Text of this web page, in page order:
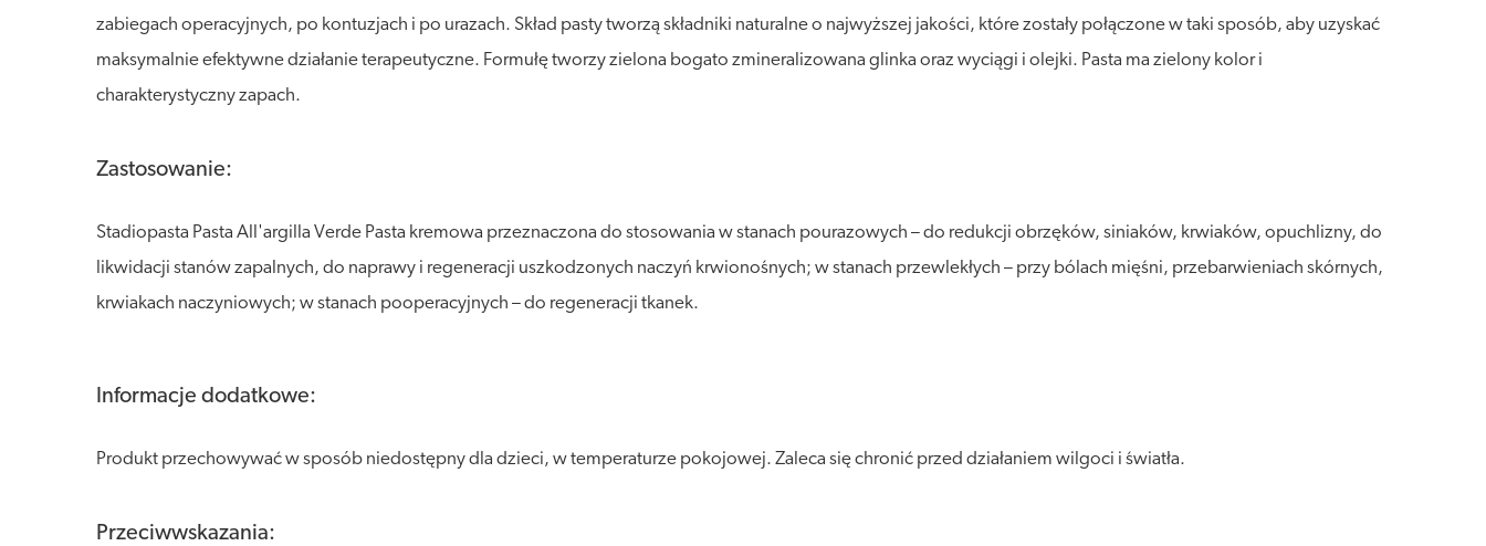
zabiegach operacyjnych, po kontuzjach i po urazach. Skład pasty tworzą składniki naturalne o najwyższej jakości, które zostały połączone w taki sposób, aby uzyskać
maksymalnie efektywne działanie terapeutyczne. Formułę tworzy zielona bogato zmineralizowana glinka oraz wyciągi i olejki. Pasta ma zielony kolor i
charakterystyczny zapach.
Zastosowanie:
Stadiopasta Pasta All'argilla Verde Pasta kremowa przeznaczona do stosowania w stanach pourazowych – do redukcji obrzęków, siniaków, krwiaków, opuchlizny, do
likwidacji stanów zapalnych, do naprawy i regeneracji uszkodzonych naczyń krwionośnych; w stanach przewlekłych – przy bólach mięśni, przebarwieniach skórnych,
krwiakach naczyniowych; w stanach pooperacyjnych – do regeneracji tkanek.
Informacje dodatkowe:
Produkt przechowywać w sposób niedostępny dla dzieci, w temperaturze pokojowej. Zaleca się chronić przed działaniem wilgoci i światła.
Przeciwwskazania: